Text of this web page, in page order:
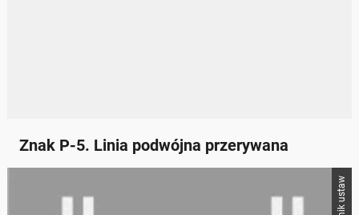
Znak P-5. Linia podwójna przerywana